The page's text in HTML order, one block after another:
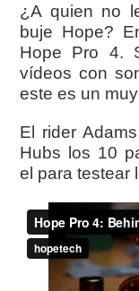
¿A quien no
buje Hope?
Hope Pro 4.
vídeos con
este es un
El rider
Hubs los 10
el para testear